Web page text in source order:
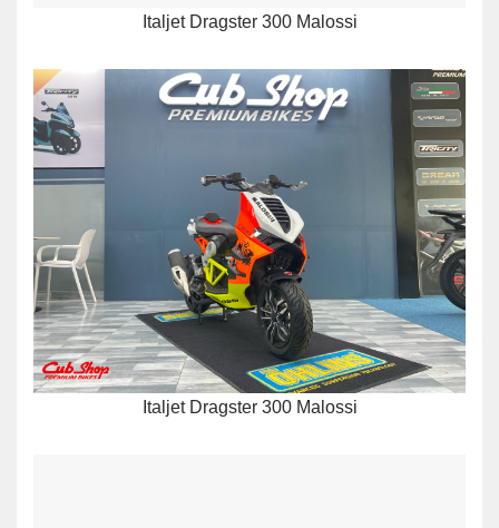
Italjet Dragster 300 Malossi
Italjet Dragster 300 Malossi